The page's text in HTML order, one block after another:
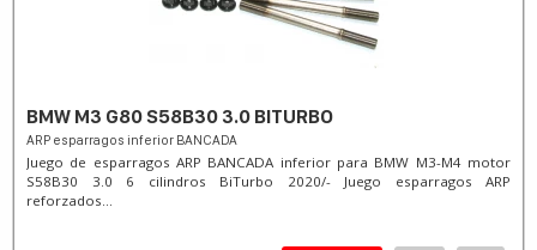
BMW M3 G80 S58B30 3.0 BITURBO
ARP esparragos inferior BANCADA
Juego de esparragos ARP BANCADA inferior para BMW M3-M4 motor
S58B30 3.0 6 cilindros BiTurbo 2020/- Juego esparragos ARP
reforzados...